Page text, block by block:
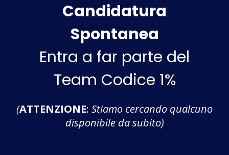
Candidatura
Spontanea
Entra a far parte del
Team Codice 1%
(ATTENZIONE: Stiamo cercando qualcuno
disponibile da subito)